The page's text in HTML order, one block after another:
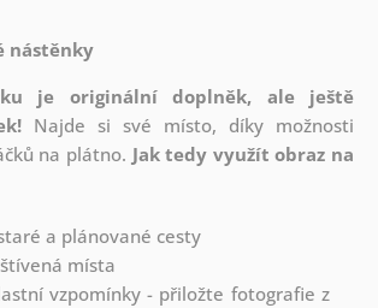
nástěnky
je originální doplněk, ale ještě
Najde si své místo, díky možnosti
na plátno. Jak tedy využít obraz na
a plánované cesty
místa
vzpomínky - přiložte fotografie z